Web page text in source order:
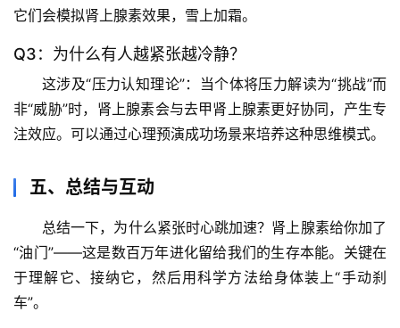
它们会模拟肾上腺素效果，雪上加霜。
Q3：为什么有人越紧张越冷静？
这涉及“压力认知理论”：当个体将压力解读为“挑战”而
非“威胁”时，肾上腺素会与去甲肾上腺素更好协同，产生专
注效应。可以通过心理预演成功场景来培养这种思维模式。
五、总结与互动
总结一下， 为什么紧张时心跳加速？肾上腺素给你加了
“油门”——这是数百万年进化留给我们的生存本能。关键在
于理解它、接纳它，然后用科学方法给身体装上“手动刹
车”。